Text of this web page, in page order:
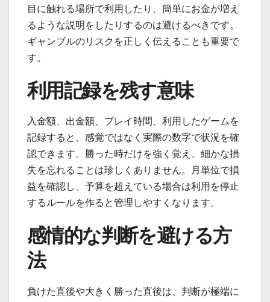
目に触れる場所で利用したり、簡単にお金が増え
るような説明をしたりするのは避けるべきです。
ギャンブルのリスクを正しく伝えることも重要で
す。
利用記録を残す意味
入金額、出金額、プレイ時間、利用したゲームを
記録すると、感覚ではなく実際の数字で状況を確
認できます。勝った時だけを強く覚え、細かな損
失を忘れることは珍しくありません。月単位で損
益を確認し、予算を超えている場合は利用を停止
するルールを作ると管理しやすくなります。
感情的な判断を避ける方
法
負けた直後や大きく勝った直後は、判断が極端に